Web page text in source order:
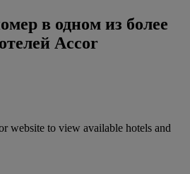
в одном из более
Accor
website to view available hotels and